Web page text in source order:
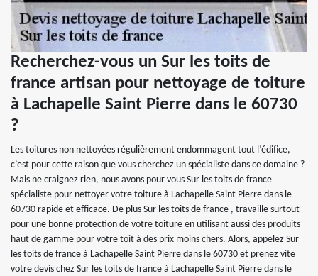
Recherchez-vous un Sur les toits de
france artisan pour nettoyage de toiture
à Lachapelle Saint Pierre dans le 60730
?
Les toitures non nettoyées régulièrement endommagent tout l’édifice,
c’est pour cette raison que vous cherchez un spécialiste dans ce domaine ?
Mais ne craignez rien, nous avons pour vous Sur les toits de france
spécialiste pour nettoyer votre toiture à Lachapelle Saint Pierre dans le
60730 rapide et efficace. De plus Sur les toits de france , travaille surtout
pour une bonne protection de votre toiture en utilisant aussi des produits
haut de gamme pour votre toit à des prix moins chers. Alors, appelez Sur
les toits de france à Lachapelle Saint Pierre dans le 60730 et prenez vite
votre devis chez Sur les toits de france à Lachapelle Saint Pierre dans le